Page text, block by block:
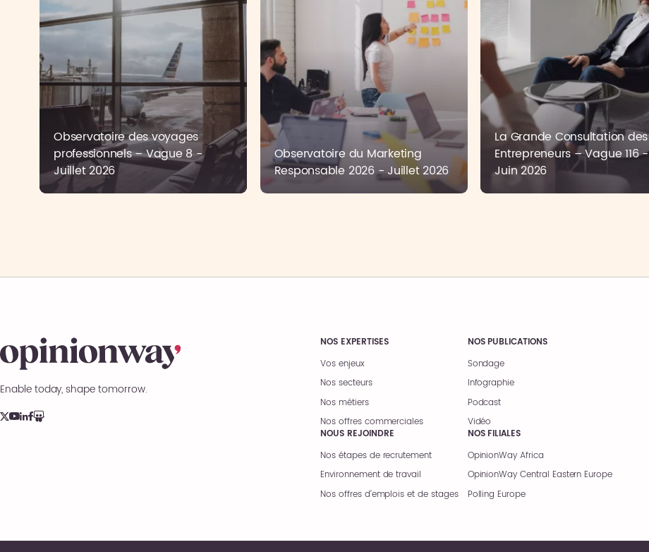
Observatoire des voyages
professionnels – Vague 8 -
Juillet 2026
Observatoire du Marketing
Responsable 2026 - Juillet 2026
La Grande Consultation des
Entrepreneurs – Vague 116 -
Juin 2026
Enable today, shape tomorrow.
NOS EXPERTISES
Vos enjeux
Nos secteurs
Nos métiers
Nos offres commerciales
NOS PUBLICATIONS
Sondage
Infographie
Podcast
Vidéo
NOUS REJOINDRE
Nos étapes de recrutement
Environnement de travail
Nos offres d’emplois et de stages
NOS FILIALES
OpinionWay Africa
OpinionWay Central Eastern Europe
Polling Europe